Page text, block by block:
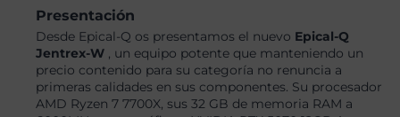
Presentación
Desde Epical-Q os presentamos el nuevo Epical-Q
Jentrex-W , un equipo potente que manteniendo un
precio contenido para su categoría no renuncia a
primeras calidades en sus componentes. Su procesador
AMD Ryzen 7 7700X, sus 32 GB de memoria RAM a